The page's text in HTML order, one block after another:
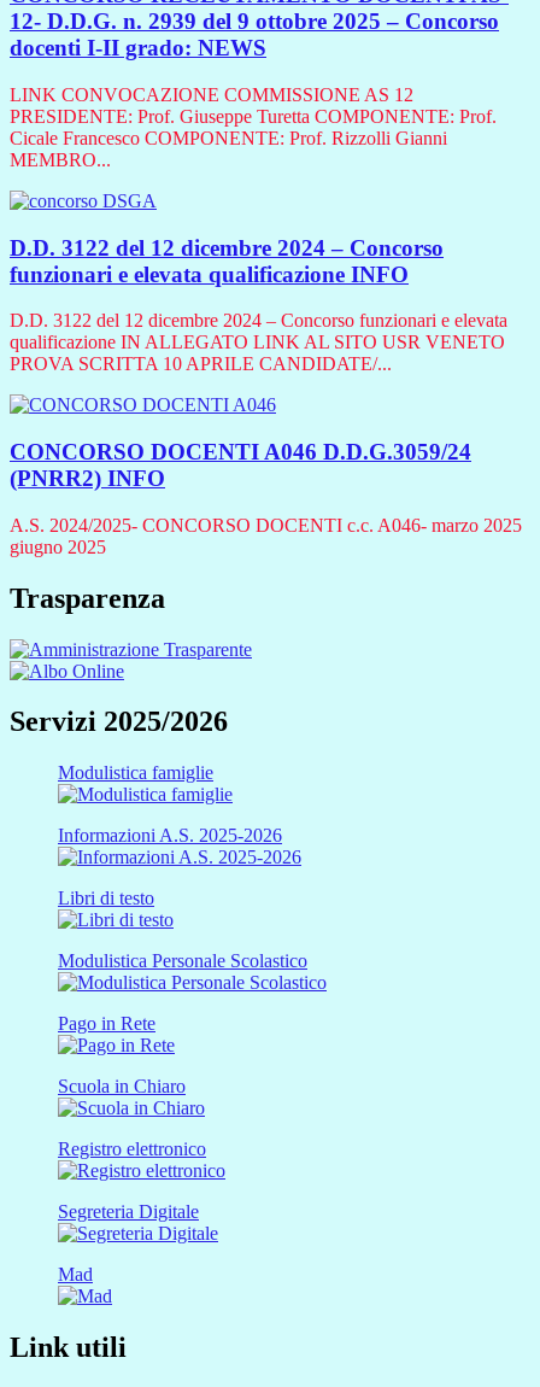
12- D.D.G. n. 2939 del 9 ottobre 2025 – Concorso
docenti I-II grado: NEWS
LINK CONVOCAZIONE COMMISSIONE AS 12
PRESIDENTE: Prof. Giuseppe Turetta COMPONENTE: Prof.
Cicale Francesco COMPONENTE: Prof. Rizzolli Gianni
MEMBRO...
D.D. 3122 del 12 dicembre 2024 – Concorso
funzionari e elevata qualificazione INFO
D.D. 3122 del 12 dicembre 2024 – Concorso funzionari e elevata
qualificazione IN ALLEGATO LINK AL SITO USR VENETO
PROVA SCRITTA 10 APRILE CANDIDATE/...
CONCORSO DOCENTI A046 D.D.G.3059/24
(PNRR2) INFO
A.S. 2024/2025- CONCORSO DOCENTI c.c. A046- marzo 2025
giugno 2025
Trasparenza
Servizi 2025/2026
Modulistica famiglie
Informazioni A.S. 2025-2026
Libri di testo
Modulistica Personale Scolastico
Pago in Rete
Scuola in Chiaro
Registro elettronico
Segreteria Digitale
Mad
Link utili